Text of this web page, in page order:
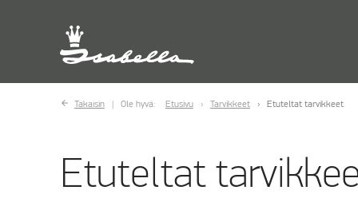
Takaisin Ole hyvä: Etusivu Tarvikkeet Etuteltat tarvikkeet
Etuteltat